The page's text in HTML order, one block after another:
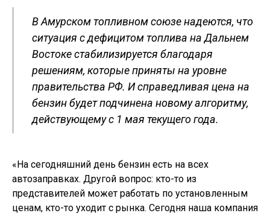
В Амурском топливном союзе надеются, что
ситуация с дефицитом топлива на Дальнем
Востоке стабилизируется благодаря
решениям, которые приняты на уровне
правительства РФ. И справедливая цена на
бензин будет подчинена новому алгоритму,
действующему с 1 мая текущего года.
«На сегодняшний день бензин есть на всех
автозаправках. Другой вопрос: кто-то из
представителей может работать по установленным
ценам, кто-то уходит с рынка. Сегодня наша компания